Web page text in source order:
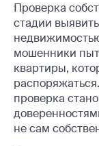
Проверка
стадии
мошенники
квартиры,
проверка
не сам